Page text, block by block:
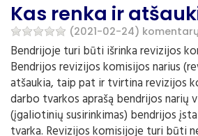
Kas renka ir
(2021-02-24)
Bendrijoje turi būti išrinka revizijos
Bendrijos revizijos komisijos narius
atšaukia, taip pat ir tvirtina revizijos
darbo tvarkos aprašą bendrijos narių
(įgaliotinių susirinkimas) bendrijos
tvarka. Revizijos komisijoje turi būti